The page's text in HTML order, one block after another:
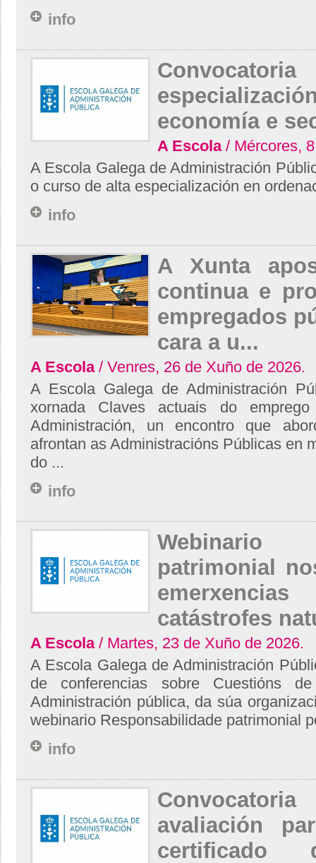
info
economía e
A Escola/ Mércores,
A Escola Galega de Administración
o curso de alta especialización en
info
A Xunta
continua e
empregados
cara a u...
A Escola/ Venres, 26 de Xuño de 2026.
A Escola Galega de Administración
xornada Claves actuais do
Administración, un encontro que
afrontan as Administracións Públicas en
do ...
info
Webinario
patrimonial
catástrofes
A Escola/ Martes, 23 de Xuño de 2026.
A Escola Galega de Administración
de conferencias sobre Cuestións
Administración pública, da súa
webinario Responsabilidade patrimonial
info
avaliación
certificado